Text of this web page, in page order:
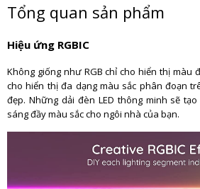
Tổng quan sản phẩm
Hiệu ứng RGBIC
Không giống như RGB chỉ cho hiển thị màu
cho hiển thị đa dạng màu sắc phân đoạn
đẹp. Những dải đèn LED thông minh sẽ
sáng đầy màu sắc cho ngôi nhà của bạn.